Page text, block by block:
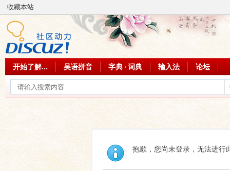
收藏本站
开始了解... 吴语拼音 字典 · 词典 输入法 论坛
抱歉，您尚未登录，无法进行